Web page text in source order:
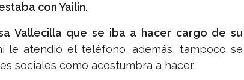
con Yailin.
Vallecilla que se iba a hacer cargo de su
le atendió el teléfono, además, tampoco se
sociales como acostumbra a hacer.